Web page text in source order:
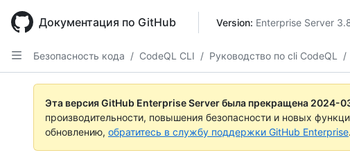
main
content
Документация по GitHub Version: Enterprise Server
Безопасность кода / CodeQL CLI / Руководство по cli CodeQL /
Эта версия GitHub Enterprise Server была прекращена 2024-
производительности, повышения безопасности и новых
обновлению, обратитесь в службу поддержки GitHub Enterprise.